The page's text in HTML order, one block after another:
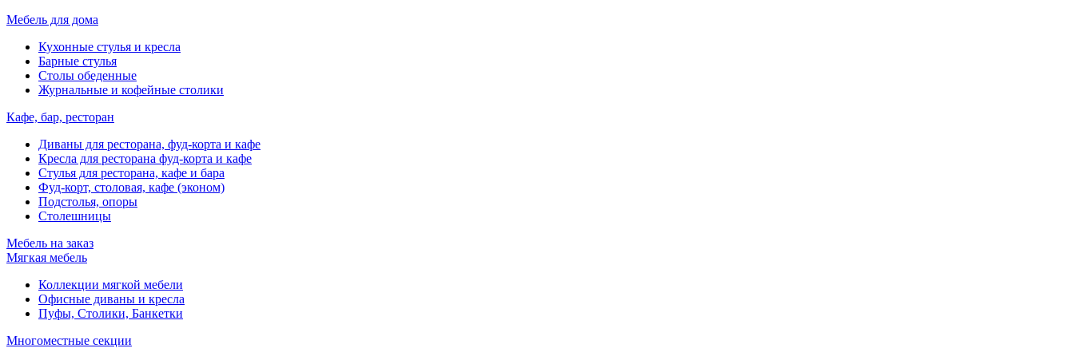
Мебель для дома
Кухонные стулья и кресла
Барные стулья
Столы обеденные
Журнальные и кофейные столики
Кафе, бар, ресторан
Диваны для ресторана, фуд-корта и кафе
Кресла для ресторана фуд-корта и кафе
Стулья для ресторана, кафе и бара
Фуд-корт, столовая, кафе (эконом)
Подстолья, опоры
Столешницы
Мебель на заказ
Мягкая мебель
Коллекции мягкой мебели
Офисные диваны и кресла
Пуфы, Столики, Банкетки
Многоместные секции